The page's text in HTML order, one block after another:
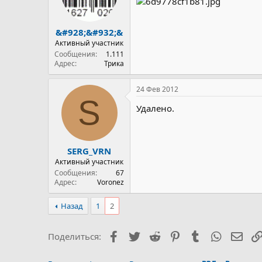
&#928;&#932;&
Активный участник
Сообщения
1.111
Адрес
Трика
S
SERG_VRN
Активный участник
Сообщения
67
Адрес
Voronez
24 Фев 2012
Удалено.
Назад 1 2
Поделиться: Facebook
Twitter Reddit PinterestTumblr